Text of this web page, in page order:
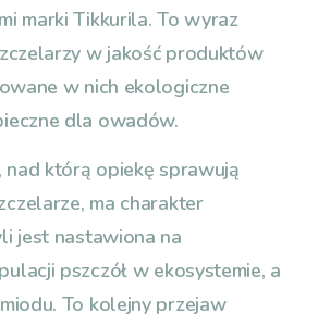
marki Tikkurila. To wyraz
w jakość produktów
w nich ekologiczne
dla owadów.
nad którą opiekę sprawują
ma charakter
jest nastawiona na
pszczół w ekosystemie, a
To kolejny przejaw